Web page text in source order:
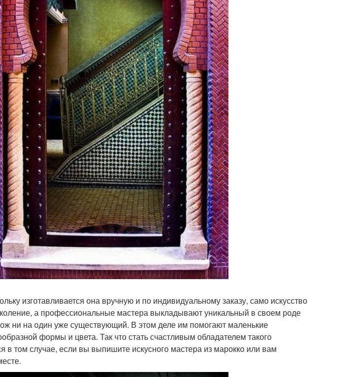
изготавливается она вручную и по индивидуальному заказу, само искусство
а профессиональные мастера выкладывают уникальный в своем роде
ни на один уже существующий. В этом деле им помогают маленькие
формы и цвета. Так что стать счастливым обладателем такого
в том случае, если вы выпишите искусного мастера из марокко или вам